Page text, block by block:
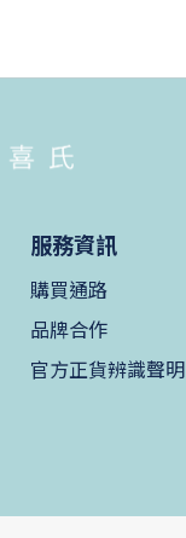
服務資訊
購買通路
品牌合作
官方正貨辨識聲明